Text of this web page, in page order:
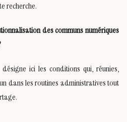
recherche.
des communs numériques
ici les conditions qui, réunies,
dans les routines administratives tout